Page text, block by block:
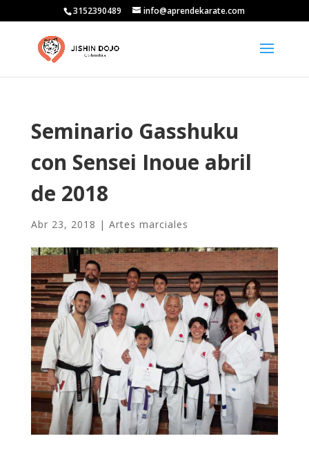
3152390489 info@aprendekarate.com
Seminario Gasshuku
con Sensei Inoue abril
de 2018
Abr 23, 2018 | Artes marciales